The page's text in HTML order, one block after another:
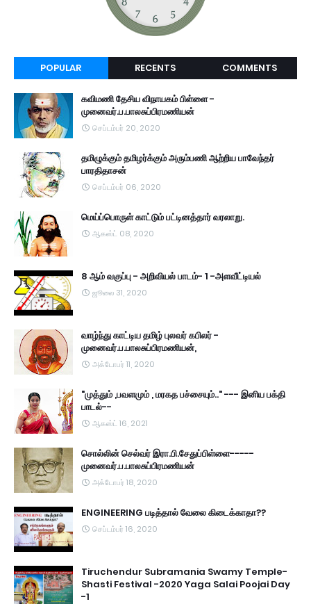
POPULAR RECENTS COMMENTS
கவிமணி தேசிய விநாயகம் பிள்ளை -
முனைவர்.ப.பாலசுப்பிரமணியன்
செப்டம்பர் 20, 2020
தமிழுக்கும் தமிழர்க்கும் அரும்பணி ஆற்றிய பாவேந்தர்
பாரதிதாசன்
செப்டம்பர் 06, 2020
மெய்ப்பொருள் காட்டும் பட்டினத்தார் வரலாறு.
ஆகஸ்ட் 08, 2020
8 ஆம் வகுப்பு - அறிவியல் பாடம்- 1 -அளவீட்டியல்
ஜூலை 31, 2020
வாழ்ந்து காட்டிய தமிழ் புலவர் கபிலர் -
முனைவர்.ப.பாலசுப்பிரமணியன்,
அக்டோபர் 11, 2020
"முத்தும் ,பவளமும் , மரகத பச்சையும்.." --- இனிய பக்தி
பாடல்--
ஆகஸ்ட் 16, 2021
சொல்லின் செல்வர் இரா.பி.சேதுப்பிள்ளை-----
முனைவர்.ப.பாலசுப்பிரமணியன்
அக்டோபர் 18, 2020
ENGINEERING படித்தால் வேலை கிடைக்காதா??
செப்டம்பர் 16, 2020
Tiruchendur Subramania Swamy Temple-
Shasti Festival -2020 Yaga Salai Poojai Day
-1